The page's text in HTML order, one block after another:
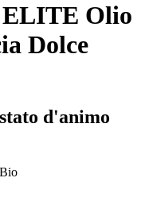
ELITE Olio
Dolce
d'animo